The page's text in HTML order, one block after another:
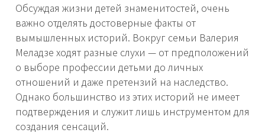
Обсуждая жизни детей знаменитостей, очень
важно отделять достоверные факты от
вымышленных историй. Вокруг семьи Валерия
Меладзе ходят разные слухи — от предположений
о выборе профессии детьми до личных
отношений и даже претензий на наследство.
Однако большинство из этих историй не имеет
подтверждения и служит лишь инструментом для
создания сенсаций.